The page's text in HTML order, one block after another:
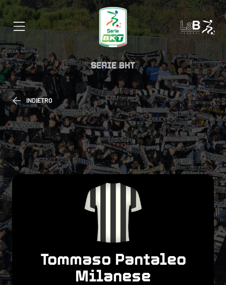
SERIE BKT
INDIETRO
Tommaso Pantaleo
Milanese